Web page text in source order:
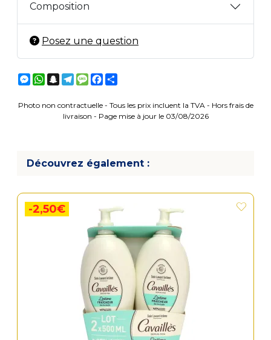
Composition
Posez une question
Messenger
WhatsApp
Snapchat
Telegram
MessageFacebook
Photo non contractuelle - Tous les prix incluent la TVA - Hors frais de
livraison - Page mise à jour le 03/08/2026
Découvrez également :
-2,50€